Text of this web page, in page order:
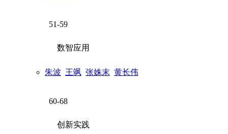
51-59
数智应用
朱波 王飒 张姝末 黄长伟
60-68
创新实践